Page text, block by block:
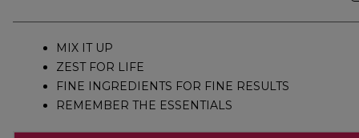
MIX IT UP
ZEST FOR LIFE
FINE INGREDIENTS FOR FINE RESULTS
REMEMBER THE ESSENTIALS